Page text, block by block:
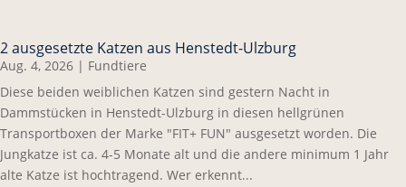
2 ausgesetzte Katzen aus Henstedt-Ulzburg
Aug. 4, 2026 | Fundtiere
Diese beiden weiblichen Katzen sind gestern Nacht in
Dammstücken in Henstedt-Ulzburg in diesen hellgrünen
Transportboxen der Marke "FIT+ FUN" ausgesetzt worden. Die
Jungkatze ist ca. 4-5 Monate alt und die andere minimum 1 Jahr
alte Katze ist hochtragend. Wer erkennt...